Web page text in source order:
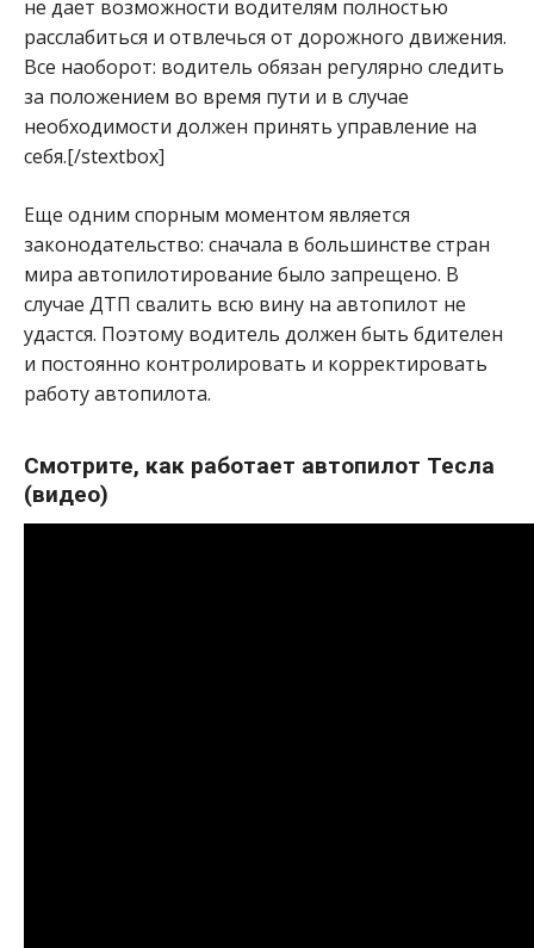
не дает возможности водителям полностью
расслабиться и отвлечься от дорожного движения.
Все наоборот: водитель обязан регулярно следить
за положением во время пути и в случае
необходимости должен принять управление на
себя.[/stextbox]
Еще одним спорным моментом является
законодательство: сначала в большинстве стран
мира автопилотирование было запрещено. В
случае ДТП свалить всю вину на автопилот не
удастся. Поэтому водитель должен быть бдителен
и постоянно контролировать и корректировать
работу автопилота.
Смотрите, как работает автопилот Тесла
(видео)